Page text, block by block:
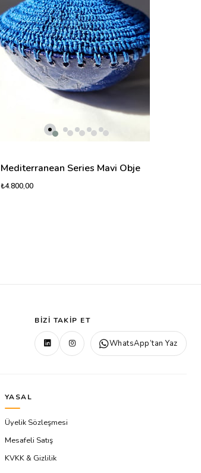
Mediterranean Series Mavi Obje
₺4.800,00
BIZI TAKIP ET
WhatsApp’tan Yaz
YASAL
Üyelik Sözleşmesi
Mesafeli Satış
KVKK & Gizlilik